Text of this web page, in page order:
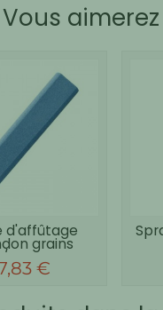
Vous
d'affûtage
grains
moyen
€